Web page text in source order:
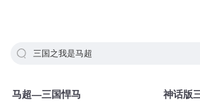
三国之我是马超
马超—三国悍马 神话版